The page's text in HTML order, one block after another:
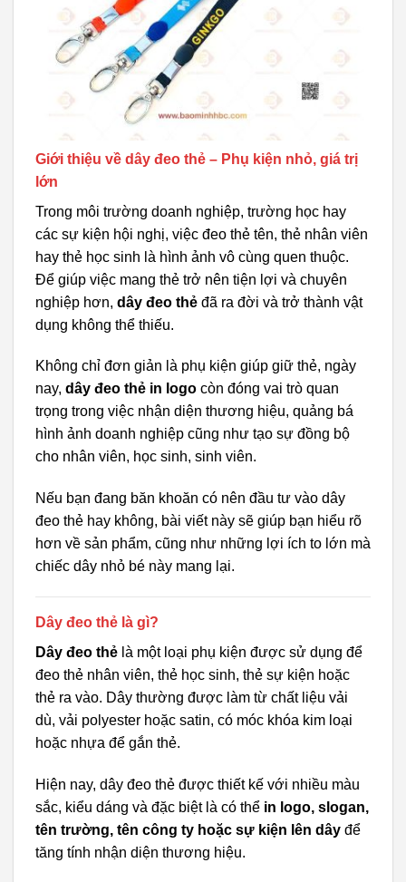
Giới thiệu về dây đeo thẻ – Phụ kiện nhỏ, giá trị
lớn
Trong môi trường doanh nghiệp, trường học hay
các sự kiện hội nghị, việc đeo thẻ tên, thẻ nhân viên
hay thẻ học sinh là hình ảnh vô cùng quen thuộc.
Để giúp việc mang thẻ trở nên tiện lợi và chuyên
nghiệp hơn, dây đeo thẻ đã ra đời và trở thành vật
dụng không thể thiếu.
Không chỉ đơn giản là phụ kiện giúp giữ thẻ, ngày
nay, dây đeo thẻ in logo còn đóng vai trò quan
trọng trong việc nhận diện thương hiệu, quảng bá
hình ảnh doanh nghiệp cũng như tạo sự đồng bộ
cho nhân viên, học sinh, sinh viên.
Nếu bạn đang băn khoăn có nên đầu tư vào dây
đeo thẻ hay không, bài viết này sẽ giúp bạn hiểu rõ
hơn về sản phẩm, cũng như những lợi ích to lớn mà
chiếc dây nhỏ bé này mang lại.
Dây đeo thẻ là gì?
Dây đeo thẻ là một loại phụ kiện được sử dụng để
đeo thẻ nhân viên, thẻ học sinh, thẻ sự kiện hoặc
thẻ ra vào. Dây thường được làm từ chất liệu vải
dù, vải polyester hoặc satin, có móc khóa kim loại
hoặc nhựa để gắn thẻ.
Hiện nay, dây đeo thẻ được thiết kế với nhiều màu
sắc, kiểu dáng và đặc biệt là có thể in logo, slogan,
tên trường, tên công ty hoặc sự kiện lên dây để
tăng tính nhận diện thương hiệu.